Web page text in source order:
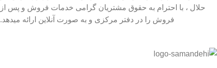
حلال ، با احترام به حقوق مشتریان گرامی خدمات فروش و پس از
فروش را در دفتر مرکزی و به صورت آنلاین ارائه میدهد.